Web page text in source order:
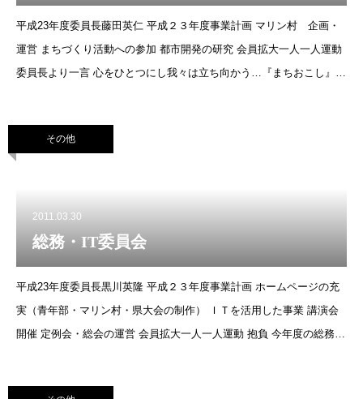
平成23年度委員長藤田英仁 平成２３年度事業計画 マリン村 企画・
運営 まちづくり活動への参加 都市開発の研究 会員拡大一人一人運動
委員長より一言 心をひとつにし我々は立ち向かう…『まちおこし』を
その他
2011.03.30
総務・IT委員会
平成23年度委員長黒川英隆 平成２３年度事業計画 ホームページの充
実（青年部・マリン村・県大会の制作） ＩＴを活用した事業 講演会
開催 定例会・総会の運営 会員拡大一人一人運動 抱負 今年度の総務・